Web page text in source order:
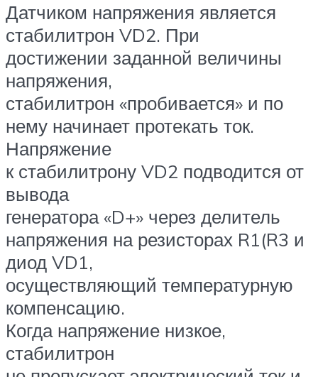
Датчиком напряжения является
стабилитрон VD2. При
достижении заданной величины
напряжения,
стабилитрон «пробивается» и по
нему начинает протекать ток.
Напряжение
к стабилитрону VD2 подводится от
вывода
генератора «D+» через делитель
напряжения на резисторах R1(R3 и
диод VD1,
осуществляющий температурную
компенсацию.
Когда напряжение низкое,
стабилитрон